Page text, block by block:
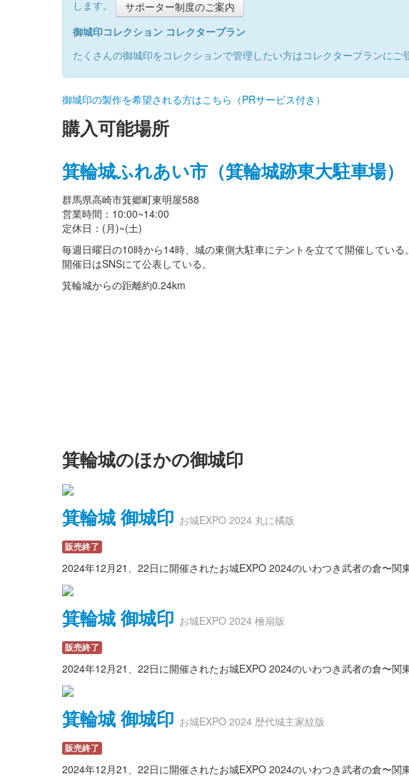
します。
サポーター制度のご案内
御城印コレクション コレクタープラン
たくさんの御城印をコレクションで管理したい方はコレクタープランにご
御城印の製作を希望される方はこちら（PRサービス付き）
購入可能場所
箕輪城ふれあい市（箕輪城跡東大駐車場）
群馬県高崎市箕郷町東明屋588
営業時間：10:00~14:00
定休日：(月)~(土)
毎週日曜日の10時から14時、城の東側大駐車にテントを立てて開催している。
開催日はSNSにて公表している。
箕輪城からの距離約0.24km
箕輪城のほかの御城印
箕輪城 御城印 お城EXPO 2024 丸に橘版
販売終了
2024年12月21、22日に開催されたお城EXPO 2024のいわつき武者の倉〜
箕輪城 御城印 お城EXPO 2024 檜扇版
販売終了
2024年12月21、22日に開催されたお城EXPO 2024のいわつき武者の倉〜
箕輪城 御城印 お城EXPO 2024 歴代城主家紋版
販売終了
2024年12月21、22日に開催されたお城EXPO 2024のいわつき武者の倉〜